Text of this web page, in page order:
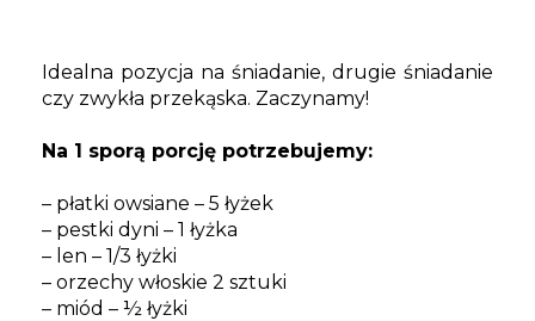
Idealna pozycja na śniadanie, drugie śniadanie
czy zwykła przekąska. Zaczynamy!
Na 1 sporą porcję potrzebujemy:
– płatki owsiane – 5 łyżek
– pestki dyni – 1 łyżka
– len – 1/3 łyżki
– orzechy włoskie 2 sztuki
– miód – ½ łyżki